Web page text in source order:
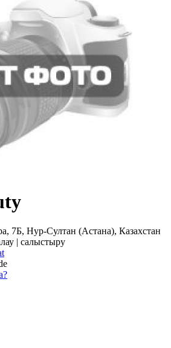
7Б, Нур-Султан (Астана), Казахстан
| салыстыру